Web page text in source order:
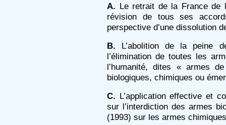
A. Le retrait de la France de
révision de tous ses
perspective d’une dissolution
B. L’abolition de la peine
l’élimination de toutes les
l’humanité, dites « armes
biologiques, chimiques ou
C. L’application effective et
sur l’interdiction des armes
(1993) sur les armes